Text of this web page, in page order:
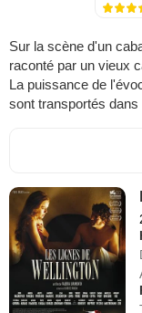
Sur la scène d'un
raconté par un vieux
La puissance de
sont transportés